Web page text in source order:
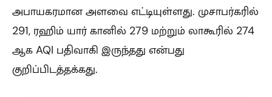
அபாயகரமான அளவை எட்டியுள்ளது. முசாபர்கரில்
291, ரஹிம் யார் கானில் 279 மற்றும் லாகூரில் 274
ஆக AQI பதிவாகி இருந்தது என்பது
குறிப்பிடத்தக்கது.